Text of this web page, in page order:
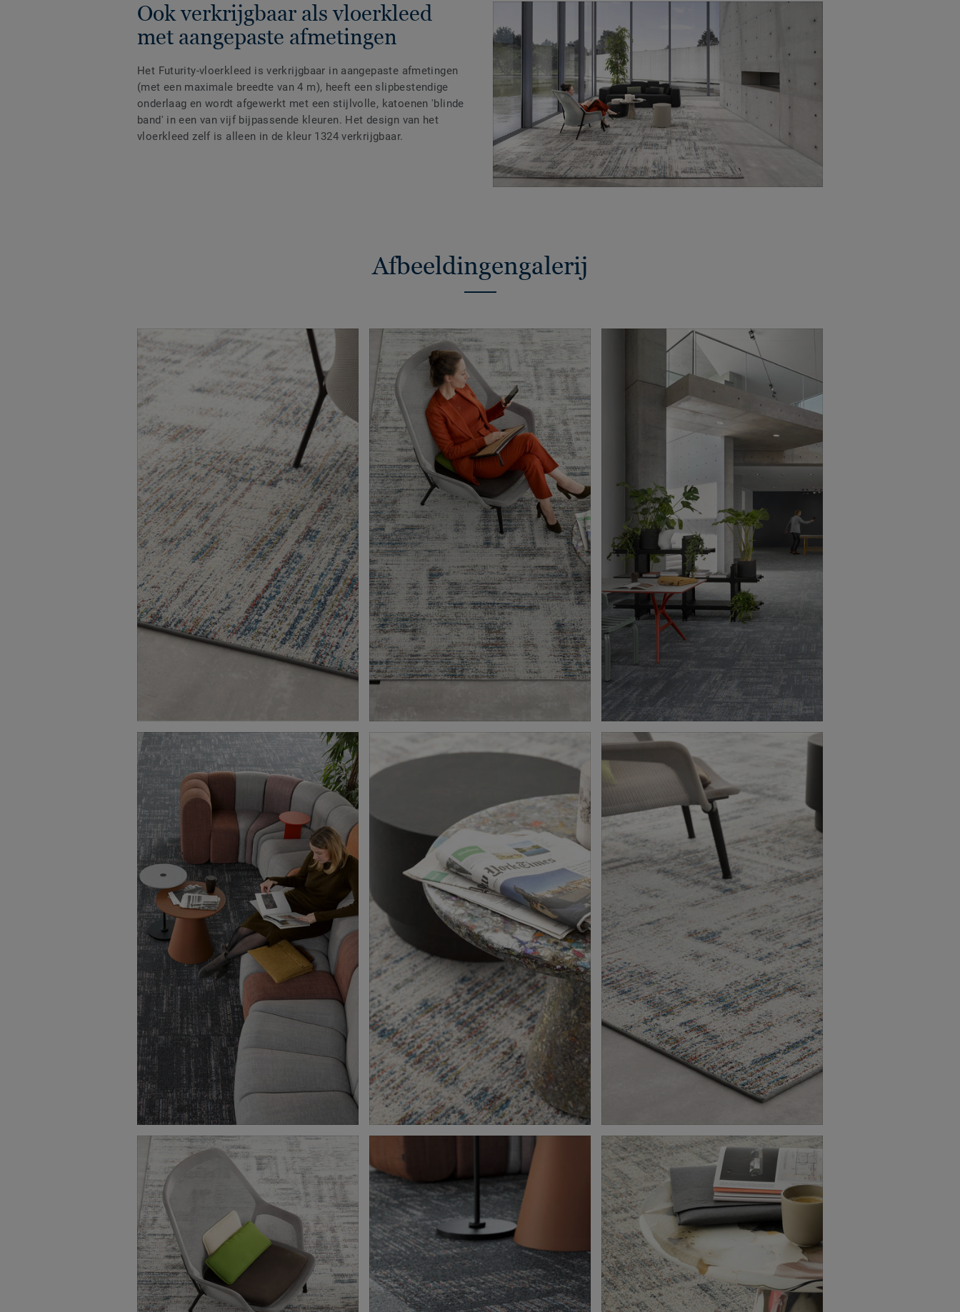
Ook verkrijgbaar als vloerkleed
met aangepaste afmetingen
Het Futurity-vloerkleed is verkrijgbaar in aangepaste afmetingen
(met een maximale breedte van 4 m), heeft een slipbestendige
onderlaag en wordt afgewerkt met een stijlvolle, katoenen 'blinde
band' in een van vijf bijpassende kleuren. Het design van het
vloerkleed zelf is alleen in de kleur 1324 verkrijgbaar.
Afbeeldingengalerij